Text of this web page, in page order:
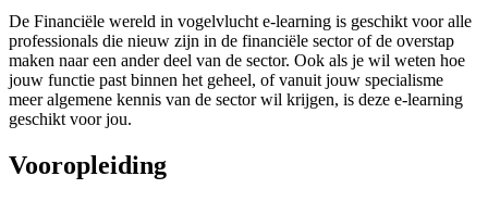
De Financiële wereld in vogelvlucht e-learning is geschikt voor alle
professionals die nieuw zijn in de financiële sector of de overstap
maken naar een ander deel van de sector. Ook als je wil weten hoe
jouw functie past binnen het geheel, of vanuit jouw specialisme
meer algemene kennis van de sector wil krijgen, is deze e-learning
geschikt voor jou.
Vooropleiding